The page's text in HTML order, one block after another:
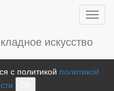
с политикой политикой